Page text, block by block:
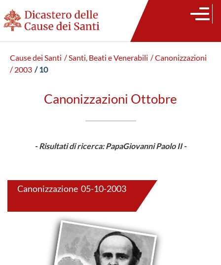
Cause dei Santi / Santi, Beati e Venerabili / Canonizzazioni
/ 2003 / 10
Canonizzazioni Ottobre
- Risultati di ricerca: PapaGiovanni Paolo II -
Canonizzazione 05-10-2003